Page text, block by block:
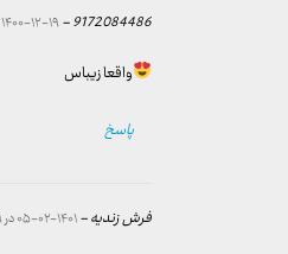
9172084486 - ۱۴۰۰-۱۲-۱۹ در ۷:۵۹ ق٫ظ
واقعا زیباس
پاسخ
فرش زندیه -۱۴۰۱-۰۲-۰۵ در ۰:۲۹ ق٫ظ